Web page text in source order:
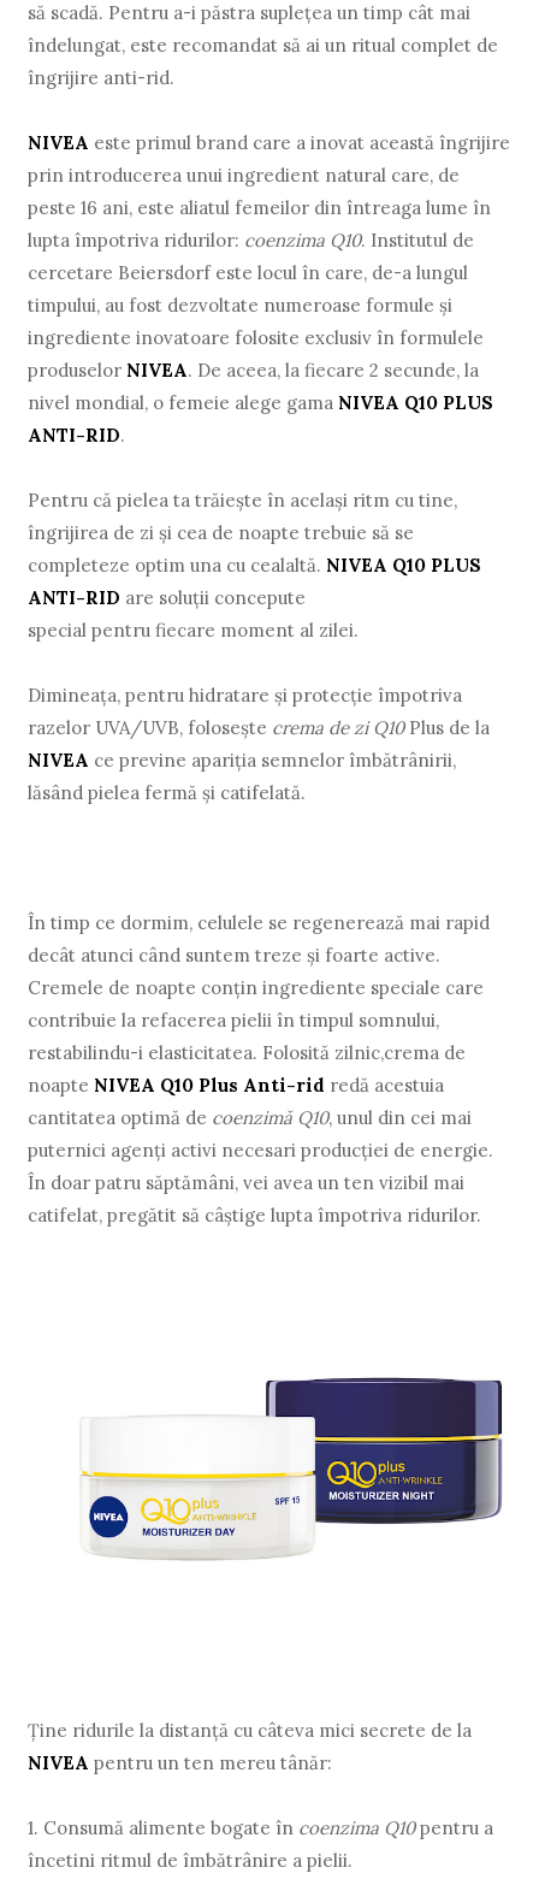
să scadă. Pentru a-i păstra suplețea un timp cât mai
îndelungat, este recomandat să ai un ritual complet de
îngrijire anti-rid.
NIVEA este primul brand care a inovat această îngrijire
prin introducerea unui ingredient natural care, de
peste 16 ani, este aliatul femeilor din întreaga lume în
lupta împotriva ridurilor: coenzima Q10. Institutul de
cercetare Beiersdorf este locul în care, de-a lungul
timpului, au fost dezvoltate numeroase formule şi
ingrediente inovatoare folosite exclusiv în formulele
produselor NIVEA. De aceea, la fiecare 2 secunde, la
nivel mondial, o femeie alege gama NIVEA Q10 PLUS
ANTI-RID.
Pentru că pielea ta trăieşte în acelaşi ritm cu tine,
îngrijirea de zi și cea de noapte trebuie să se
completeze optim una cu cealaltă. NIVEA Q10 PLUS
ANTI-RID are soluţii concepute
special pentru fiecare moment al zilei.
Dimineaţa, pentru hidratare şi protecţie împotriva
razelor UVA/UVB, foloseşte crema de zi Q10Plus de la
NIVEA ce previne apariţia semnelor îmbătrânirii,
lăsând pielea fermă şi catifelată.
În timp ce dormim, celulele se regenerează mai rapid
decât atunci când suntem treze şi foarte active.
Cremele de noapte conţin ingrediente speciale care
contribuie la refacerea pielii în timpul somnului,
restabilindu-i elasticitatea. Folosită zilnic,crema de
noapte NIVEA Q10 Plus Anti-rid redă acestuia
cantitatea optimă de coenzimă Q10, unul din cei mai
puternici agenți activi necesari producţiei de energie.
În doar patru săptămâni, vei avea un ten vizibil mai
catifelat, pregătit să câştige lupta împotriva ridurilor.
Ţine ridurile la distanţă cu câteva mici secrete de la
NIVEA pentru un ten mereu tânăr:
1. Consumă alimente bogate în coenzima Q10pentru a
încetini ritmul de îmbătrânire a pielii.